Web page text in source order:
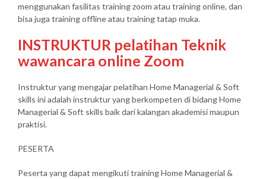
menggunakan fasilitas training zoom atau training online, dan
bisa juga training offline atau training tatap muka.
INSTRUKTUR pelatihan Teknik
wawancara online Zoom
Instruktur yang mengajar pelatihan Home Managerial & Soft
skills ini adalah instruktur yang berkompeten di bidang Home
Managerial & Soft skills baik dari kalangan akademisi maupun
praktisi.
PESERTA
Peserta yang dapat mengikuti training Home Managerial &